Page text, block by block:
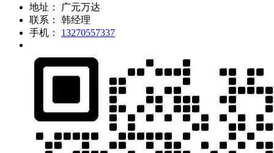
地址：
广元万达
联系：
韩经理
手机：
13270557337